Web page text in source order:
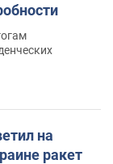
на
ракет